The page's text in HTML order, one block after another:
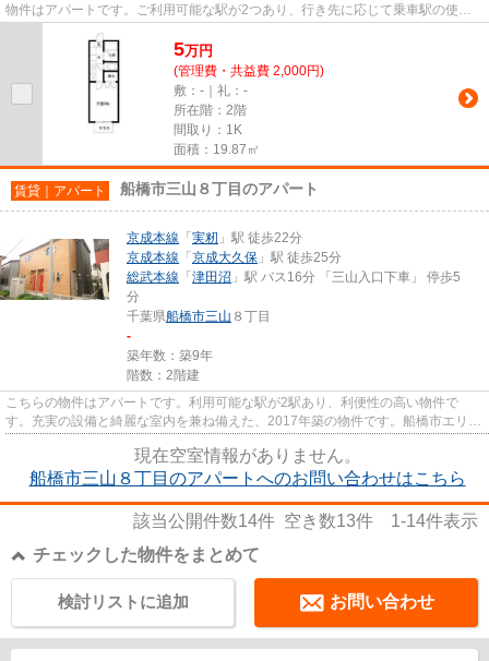
物件はアパートです。ご利用可能な駅が2つあり、行き先に応じて乗車駅の使い
5万円
(管理費・共益費 2,000円)
敷：-｜礼：-
所在階：2階
間取り：1K
面積：19.87㎡
賃貸｜アパート 船橋市三山８丁目のアパート
京成本線 「 実籾 」駅 徒歩22分
京成本線 「 京成大久保 」駅 徒歩25分
総武本線 「 津田沼 」駅 バス16分 「三山入口下車」 停歩5
分
千葉県船橋市三山 ８丁目
-
築年数：築9年
階数：2階建
こちらの物件はアパートです。利用可能な駅が2駅あり、利便性の高い物件で
す。充実の設備と綺麗な室内を兼ね備えた、2017年築の物件です。船橋市エリア
現在空室情報がありません。
船橋市三山８丁目のアパートへのお問い合わせはこちら
該当公開件数14件 空き数13件 1-14件表示
チェックした物件をまとめて
お問い合わせ
検討リストに追加